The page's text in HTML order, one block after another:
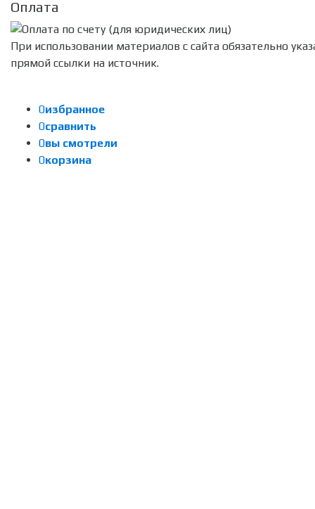
Оплата
При использовании материалов с сайта обязательно
прямой ссылки на источник.
0избранное
0сравнить
0вы смотрели
0корзина